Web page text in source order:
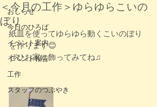
おしらせ
今日のひろば
イベント案内
イベント報告
工作
スタッフのつぶやき
＜今月の工作＞ゆらゆらこいの
ぼり
紙皿を使ってゆらゆら動くこいのぼり
を作ります😊
ぜひお家に飾ってみてね♫